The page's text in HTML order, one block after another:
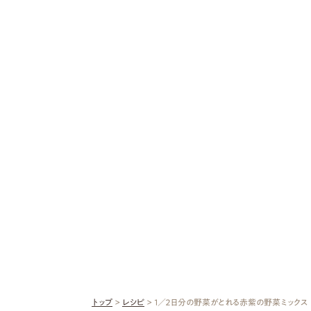
トップ > レシピ > １／２日分の野菜がとれる赤紫の野菜ミックス